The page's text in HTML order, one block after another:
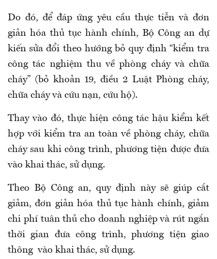
Do đó, để đáp ứng yêu cầu thực tiễn và đơn
giản hóa thủ tục hành chính, Bộ Công an dự
kiến sửa đổi theo hướng bỏ quy định “kiểm tra
công tác nghiệm thu về phòng cháy và chữa
cháy” (bỏ khoản 19, điều 2 Luật Phòng cháy,
chữa cháy và cứu nạn, cứu hộ).
Thay vào đó, thực hiện công tác hậu kiểm kết
hợp với kiểm tra an toàn về phòng cháy, chữa
cháy sau khi công trình, phương tiện được đưa
vào khai thác, sử dụng.
Theo Bộ Công an, quy định này sẽ giúp cắt
giảm, đơn giản hóa thủ tục hành chính, giảm
chi phí tuân thủ cho doanh nghiệp và rút ngắn
thời gian đưa công trình, phương tiện giao
thông vào khai thác, sử dụng.